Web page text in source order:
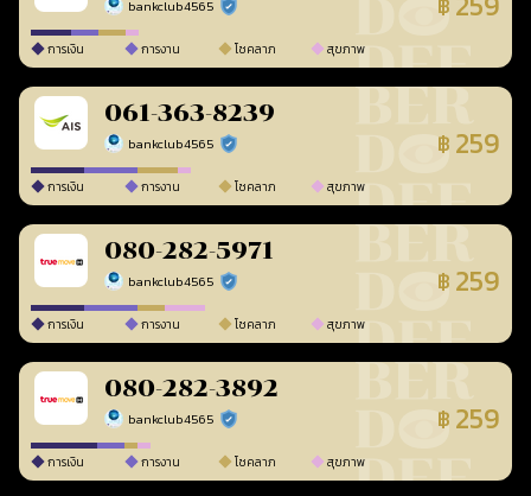
bankclub4565 ร้านยืนยันแล้ว
การเงิน การงาน โชคลาภ สุขภาพ
061-363-8239
bankclub4565 ร้านยืนยันแล้ว ฿ 259
การเงิน การงาน โชคลาภ สุขภาพ
080-282-5971
bankclub4565 ร้านยืนยันแล้ว ฿ 259
การเงิน การงาน โชคลาภ สุขภาพ
080-282-3892
bankclub4565 ร้านยืนยันแล้ว ฿ 259
การเงิน การงาน โชคลาภ สุขภาพ